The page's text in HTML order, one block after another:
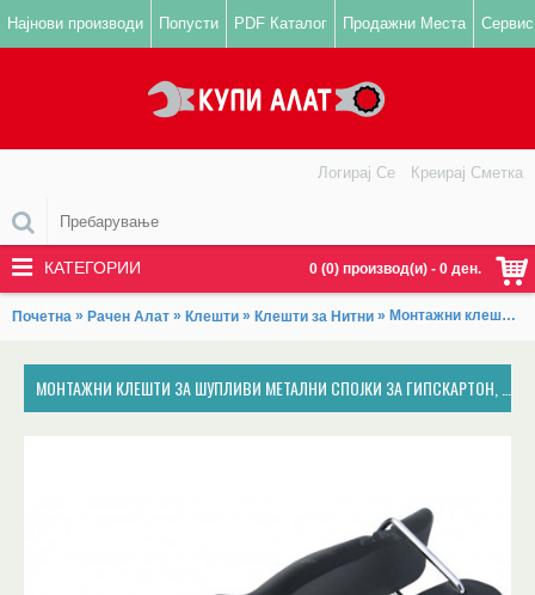
Најнови производи Попусти PDF Каталог Продажни Места Сервис
0 (0) производ(и) - 0 ден.
Логирај Се Креирај Сметка
КАТЕГОРИИ
Почетна » Рачен Алат » Клешти » Клешти за Нитни » Монтажни клешти за шупливи метални спојки за гипскартон, FORTUM